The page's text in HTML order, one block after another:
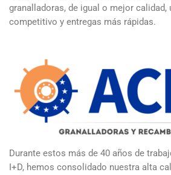
granalladoras, de igual o mejor calidad,
competitivo y entregas más rápidas.
Durante estos más de 40 años de
I+D, hemos consolidado nuestra alta